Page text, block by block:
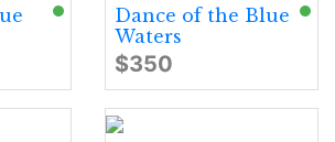
Dance of the Blue
Waters
$350